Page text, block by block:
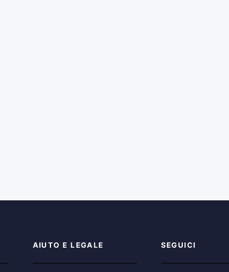
AIUTO E LEGALE SEGUICI